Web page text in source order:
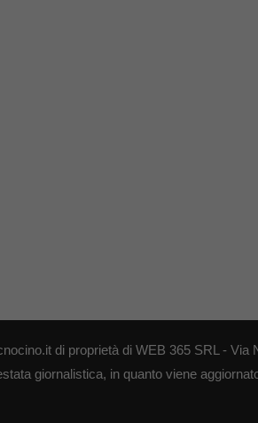
di proprietà di WEB 365 SRL -
giornalistica, in quanto viene